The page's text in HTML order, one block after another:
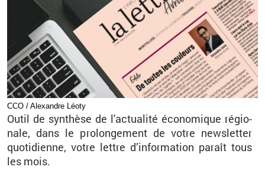
CCO / Alexandre Léoty
Outil de syn­thèse de l'ac­tua­lité éco­no­mique ré­gio­
nale, dans le pro­lon­ge­ment de votre news­let­ter
quo­ti­dienne, votre lettre d’in­for­ma­tion pa­raît tous
les mois.